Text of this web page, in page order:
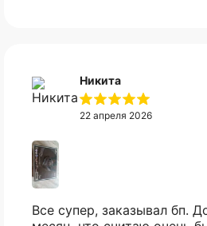
Никита
22 апреля 2026
Все супер, заказывал бп.